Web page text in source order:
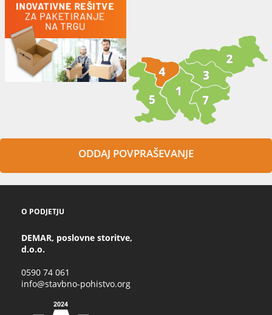
ODDAJ POVPRAŠEVANJE
O PODJETJU
DEMAR, poslovne storitve,
d.o.o.
0590 74 061
info@stavbno-pohistvo.org